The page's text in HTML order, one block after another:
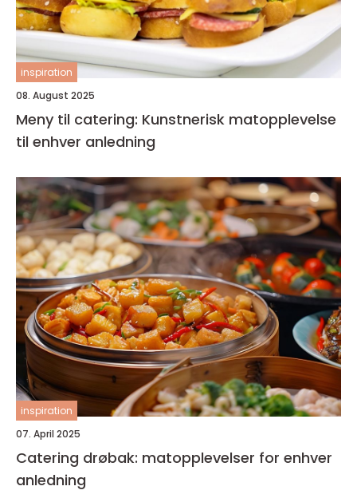
inspiration
08. August 2025
Meny til catering: Kunstnerisk matopplevelse
til enhver anledning
inspiration
07. April 2025
Catering drøbak: matopplevelser for enhver
anledning